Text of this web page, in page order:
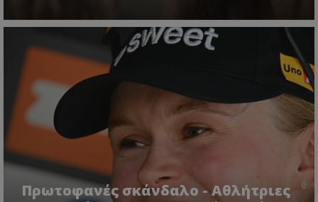
Πρωτοφανές σκάνδαλο - Aθλήτριες